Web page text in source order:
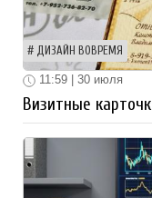
ДИЗАЙН ВОВРЕМЯ
11:59 | 30 июля
Визитные